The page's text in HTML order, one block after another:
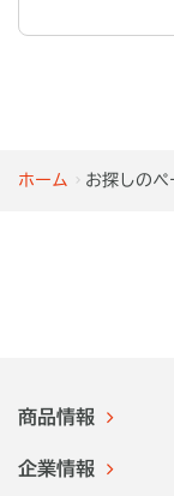
ホーム お探しのペ
商品情報
企業情報